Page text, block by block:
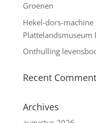
Groenen
Hekel-dors-
Plattelandsmuseum
Onthulling
Recent
Archives